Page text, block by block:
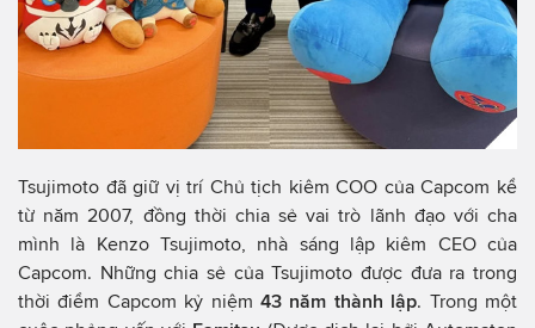
Tsujimoto đã giữ vị trí Chủ tịch kiêm COO của Capcom kể
từ năm 2007, đồng thời chia sẻ vai trò lãnh đạo với cha
mình là Kenzo Tsujimoto, nhà sáng lập kiêm CEO của
Capcom. Những chia sẻ của Tsujimoto được đưa ra trong
thời điểm Capcom kỷ niệm 43 năm thành lập. Trong một